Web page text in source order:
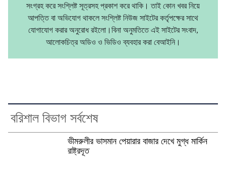
সংগ্রহ করে সংশ্লিষ্ট সূত্রসহ প্রকাশ করে থাকি। তাই কোন খবর নিয়ে
আপত্তি বা অভিযোগ থাকলে সংশ্লিষ্ট নিউজ সাইটের কর্তৃপক্ষের সাথে
যোগাযোগ করার অনুরোধ রইলো।বিনা অনুমতিতে এই সাইটের সংবাদ,
আলোকচিত্র অডিও ও ভিডিও ব্যবহার করা বেআইনি।
বরিশাল বিভাগ সর্বশেষ
ভীমরুলীর ভাসমান পেয়ারার বাজার দেখে মুগ্ধ মার্কিন
রাষ্ট্রদূত